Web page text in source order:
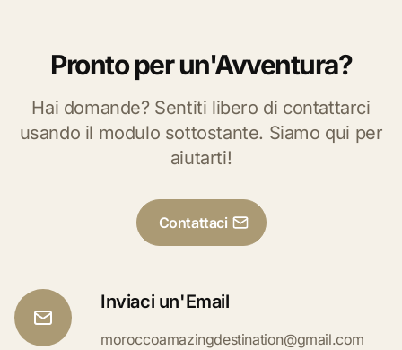
Pronto per un'Avventura?
Hai domande? Sentiti libero di contattarci
usando il modulo sottostante. Siamo qui per
aiutarti!
Contattaci
Inviaci un'Email
moroccoamazingdestination@gmail.com